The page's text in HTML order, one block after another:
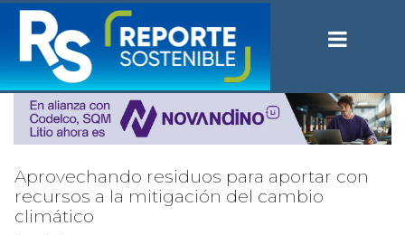
Aprovechando residuos para aportar con
recursos a la mitigación del cambio
climático